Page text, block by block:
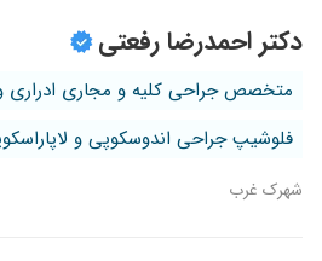
دکتر احمدرضا رفعتی
متخصص جراحی کلیه و مجاری ادراری
فلوشیپ جراحی اندوسکوپی و
شهرک غرب